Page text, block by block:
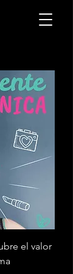
el valor